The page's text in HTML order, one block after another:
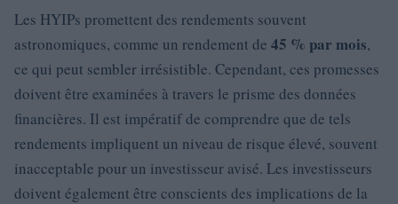
Les HYIPs promettent des rendements souvent
astronomiques, comme un rendement de 45 % par mois,
ce qui peut sembler irrésistible. Cependant, ces promesses
doivent être examinées à travers le prisme des données
financières. Il est impératif de comprendre que de tels
rendements impliquent un niveau de risque élevé, souvent
inacceptable pour un investisseur avisé. Les investisseurs
doivent également être conscients des implications de la